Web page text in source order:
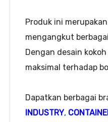
Produk ini merupakan
mengangkut
Dengan desain
maksimal terhadap
Dapatkan berbagai
INDUSTRY,